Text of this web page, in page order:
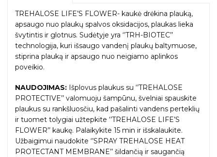
TREHALOSE LIFE’S FLOWER- kaukė drėkina plauką,
apsaugo nuo plaukų spalvos oksidacijos, plaukas lieka
švytintis ir glotnus. Sudėtyje yra ‘’TRH-BIOTEC’’
technologija, kuri išsaugo vandenį plaukų baltymuose,
stiprina plauką ir apsaugo nuo neigiamo aplinkos
poveikio.
NAUDOJIMAS: Išplovus plaukus su ‘’TREHALOSE
PROTECTIVE’’ valomuoju šampūnu, švelniai spauskite
plaukus su rankšluosčiu, kad pašalinti vandens perteklių
ir tuomet tolygiai užtepkite ‘’TREHALOSE LIFE’S
FLOWER’’ kaukę. Palaikykite 15 min ir išskalaukite.
Užbaigimui naudokite ‘’SPRAY TREHALOSE HEAT
PROTECTANT MEMBRANE’’ šildančią ir saugančią